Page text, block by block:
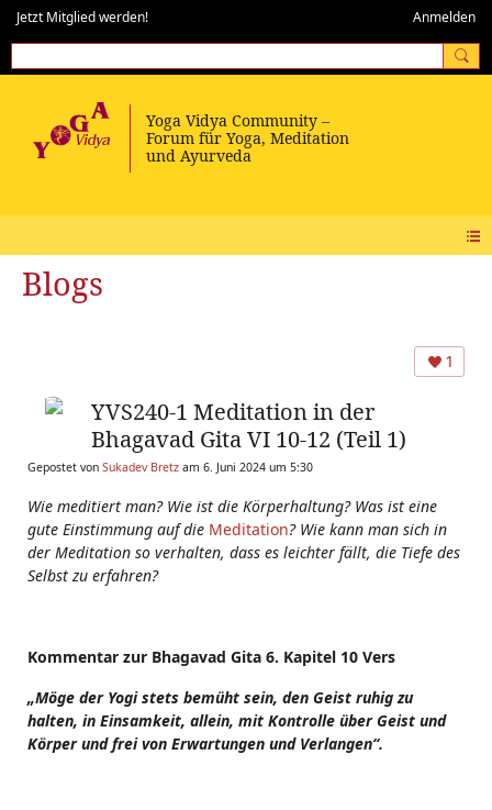
Jetzt Mitglied werden! Anmelden
Blogs
1
YVS240-1 Meditation in der
Bhagavad Gita VI 10-12 (Teil 1)
Gepostet von Sukadev Bretz am 6. Juni 2024 um 5:30
Wie meditiert man? Wie ist die Körperhaltung? Was ist eine
gute Einstimmung auf die Meditation? Wie kann man sich in
der Meditation so verhalten, dass es leichter fällt, die Tiefe des
Selbst zu erfahren?
Kommentar zur Bhagavad Gita 6. Kapitel 10 Vers
„Möge der Yogi stets bemüht sein, den Geist ruhig zu
halten, in Einsamkeit, allein, mit Kontrolle über Geist und
Körper und frei von Erwartungen und Verlangen“.